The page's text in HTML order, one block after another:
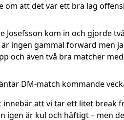
om att det var ett bra lag
Josefsson kom in och gjorde
är ingen gammal forward men
och även två bra matcher
DM-match kommande
innebär att vi tar ett litet break
igen är kul och häftigt – men